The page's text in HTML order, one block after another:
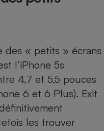
des « petits » écrans
l’iPhone 5s
4,7 et 5,5 pouces
6 et 6 Plus). Exit
les trouver